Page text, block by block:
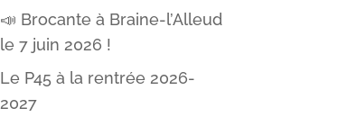
📣 Brocante à Braine-l’Alleud
le 7 juin 2026 !
Le P45 à la rentrée 2026-
2027